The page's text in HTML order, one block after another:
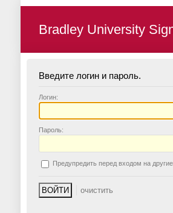
Bradley University
Введите логин и пароль.
Логин:
Пароль:
Предупредить перед входом на другие